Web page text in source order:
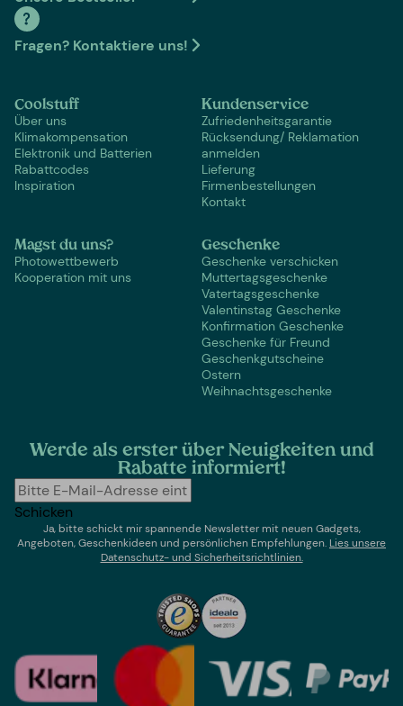
Fragen? Kontaktiere uns!
Coolstuff
Über uns
Klimakompensation
Elektronik und Batterien
Rabattcodes
Inspiration
Kundenservice
Zufriedenheitsgarantie
Rücksendung/ Reklamation
anmelden
Lieferung
Firmenbestellungen
Kontakt
Magst du uns?
Photowettbewerb
Kooperation mit uns
Geschenke
Geschenke verschicken
Muttertagsgeschenke
Vatertagsgeschenke
Valentinstag Geschenke
Konfirmation Geschenke
Geschenke für Freund
Geschenkgutscheine
Ostern
Weihnachtsgeschenke
Werde als erster über Neuigkeiten und
Rabatte informiert!
Schicken
Ja, bitte schickt mir spannende Newsletter mit neuen Gadgets,
Angeboten, Geschenkideen und persönlichen Empfehlungen. Lies unsere
Datenschutz- und Sicherheitsrichtlinien.